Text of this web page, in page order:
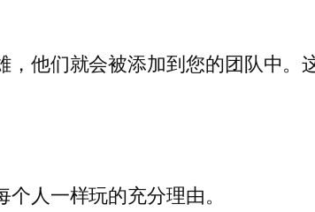
他们就会被添加到您的团队中。
人一样玩的充分理由。